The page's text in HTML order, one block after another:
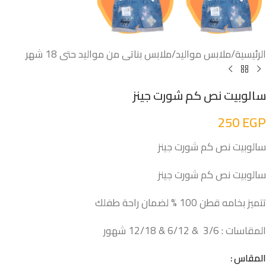
الرئيسية/ملابس مواليد/ملابس بناتى من مواليد حتى 18 شهر
سالوبيت نص كم شورت جينز
250EGP
سالوبيت نص كم شورت جينز
سالوبيت نص كم شورت جينز
تتميز بخامه قطن 100 % لضمان راحة طفلك
المقاسات : 3/6 & 6/12 & 12/18 شهور
المقاس